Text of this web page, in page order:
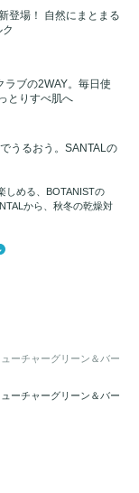
登場！ 自然にまとまる
ブの2WAY。毎日使
とりすべ肌へ
うるおう。SANTALの
しめる、BOTANISTの
から、秋冬の乾燥対
チャーグリーン＆バー
チャーグリーン＆バー